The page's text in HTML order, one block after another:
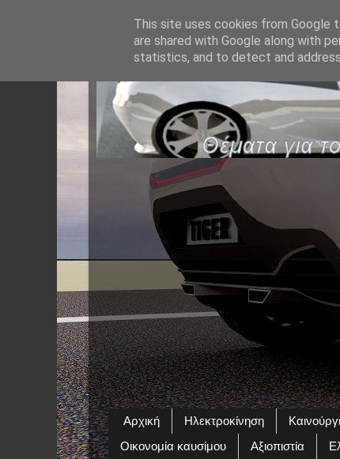
Αρχική Ηλεκτροκίνηση
Οικονομία καυσίμου
Αξιοπιστία
This site uses cookies from Google
are shared with Google along with
statistics, and to detect and